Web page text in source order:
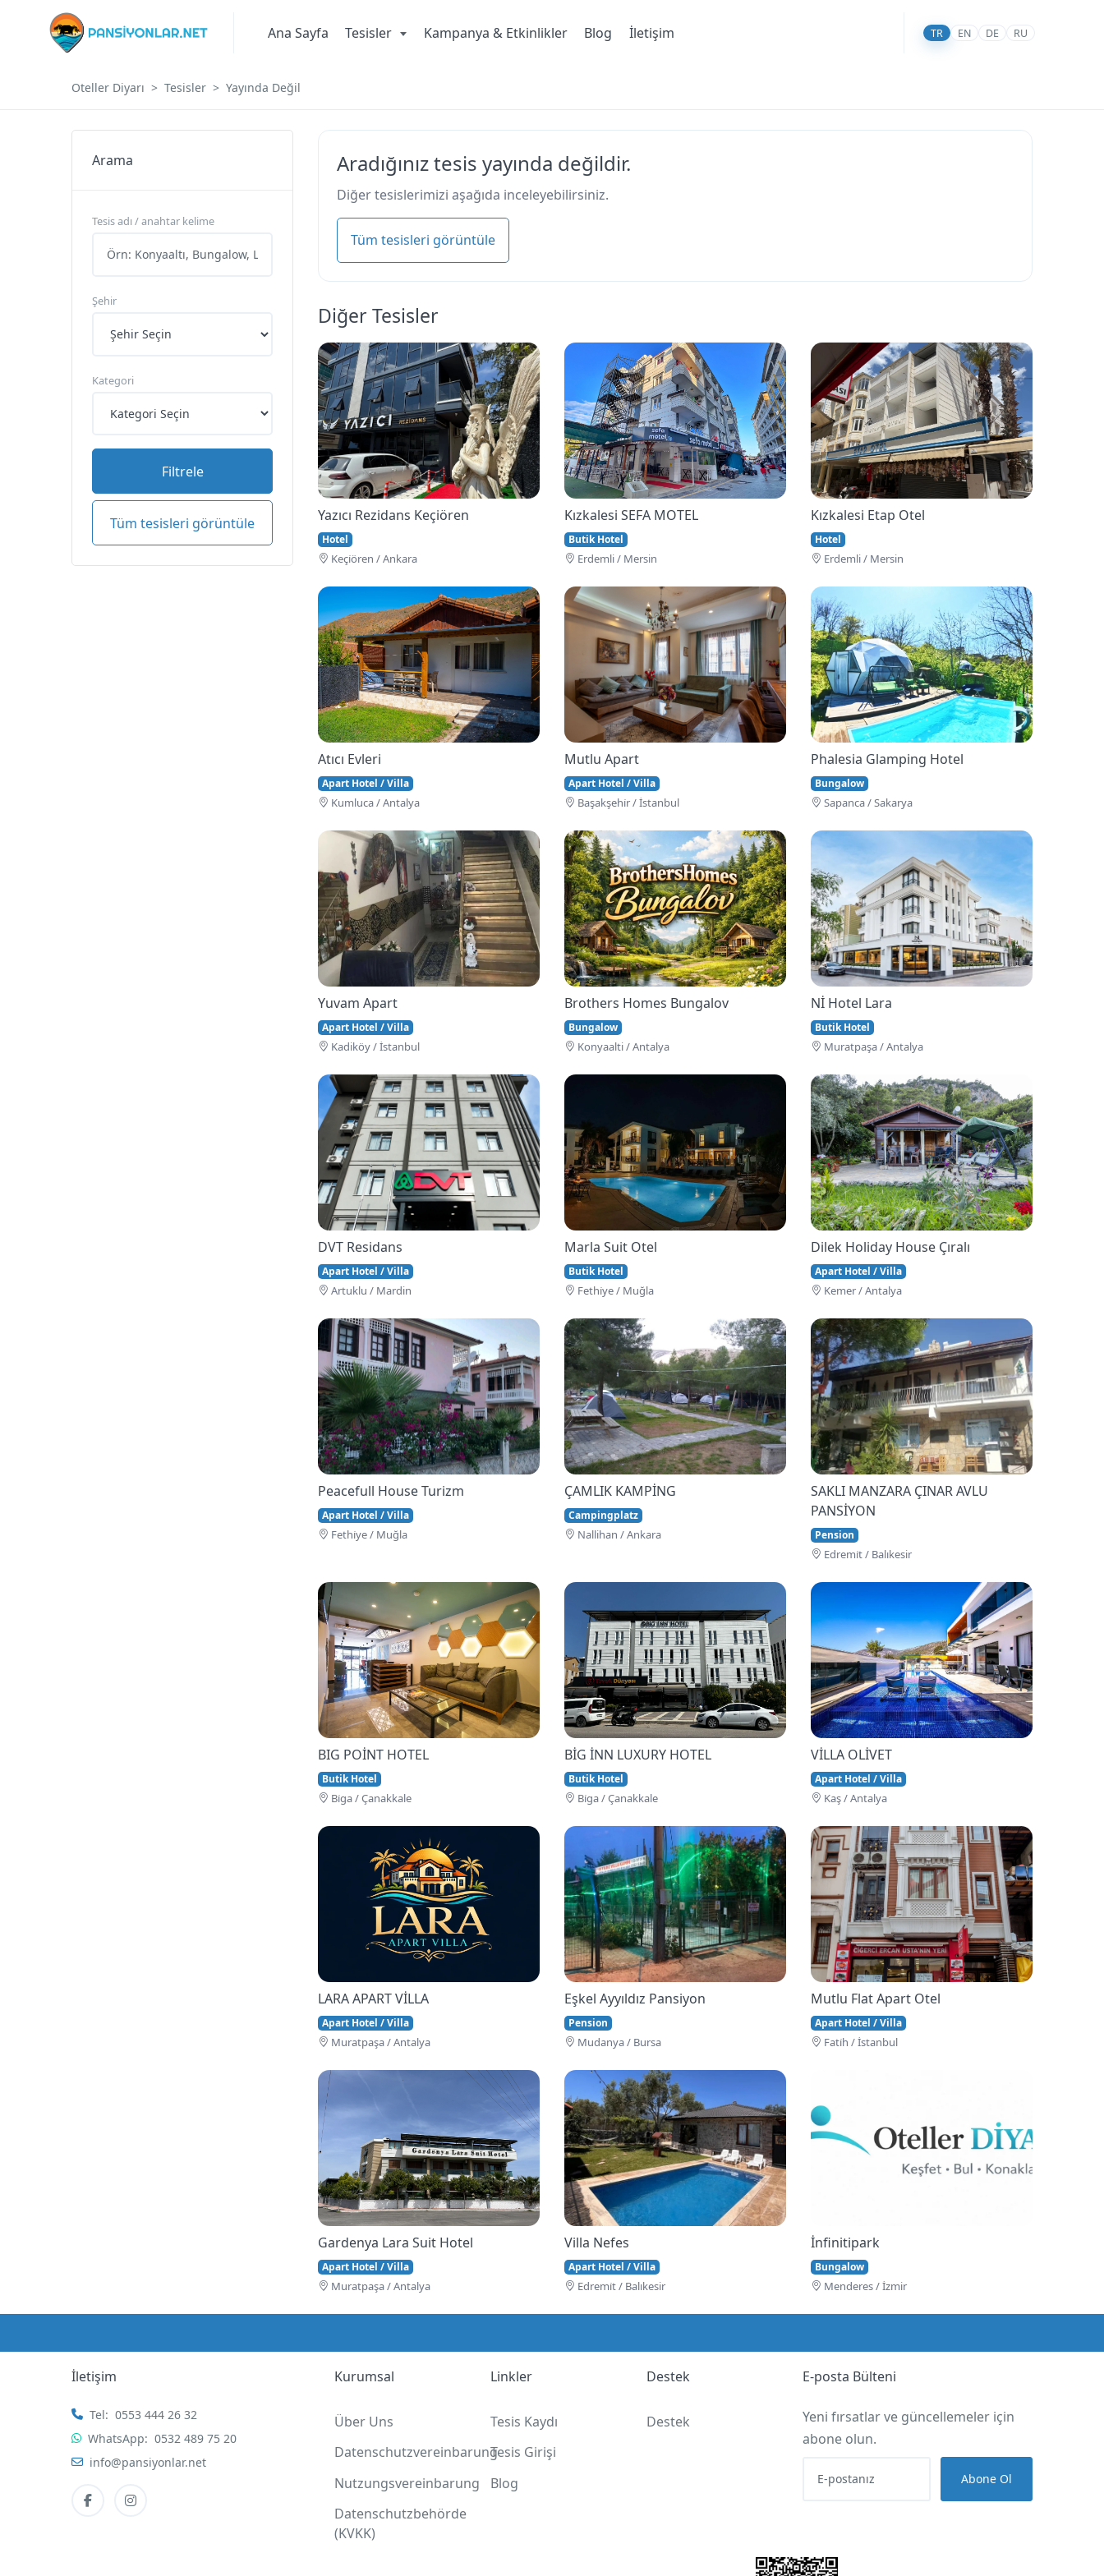
Ana Sayfa Tesisler Kampanya & Etkinlikler Blog İletişim TR EN DE RU
Oteller Diyarı Tesisler Yayında Değil
Arama
Tesis adı / anahtar kelime
Şehir
Kategori
Filtrele
Tüm tesisleri görüntüle
Aradığınız tesis yayında değildir.
Diğer tesislerimizi aşağıda inceleyebilirsiniz.
Tüm tesisleri görüntüle
Diğer Tesisler
Yazıcı Rezidans Keçiören
Hotel
Keçi̇ören / Ankara
Kızkalesi SEFA MOTEL
Butik Hotel
Erdemli / Mersin
Kızkalesi Etap Otel
Hotel
Erdemli / Mersin
Atıcı Evleri
Apart Hotel / Villa
Kumluca / Antalya
Mutlu Apart
Apart Hotel / Villa
Başakşehi̇r / İstanbul
Phalesia Glamping Hotel
Bungalow
Sapanca / Sakarya
Yuvam Apart
Apart Hotel / Villa
Kadiköy / İstanbul
Brothers Homes Bungalov
Bungalow
Konyaalti / Antalya
Nİ Hotel Lara
Butik Hotel
Muratpaşa / Antalya
DVT Residans
Apart Hotel / Villa
Artuklu / Mardin
Marla Suit Otel
Butik Hotel
Fethi̇ye / Muğla
Dilek Holiday House Çıralı
Apart Hotel / Villa
Kemer / Antalya
Peacefull House Turizm
Apart Hotel / Villa
Fethi̇ye / Muğla
ÇAMLIK KAMPİNG
Campingplatz
Nallihan / Ankara
SAKLI MANZARA ÇINAR AVLU
PANSİYON
Pension
Edremi̇t / Balıkesir
BIG POİNT HOTEL
Butik Hotel
Bi̇ga / Çanakkale
BİG İNN LUXURY HOTEL
Butik Hotel
Bi̇ga / Çanakkale
VİLLA OLİVET
Apart Hotel / Villa
Kaş / Antalya
LARA APART VİLLA
Apart Hotel / Villa
Muratpaşa / Antalya
Eşkel Ayyıldız Pansiyon
Pension
Mudanya / Bursa
Mutlu Flat Apart Otel
Apart Hotel / Villa
Fati̇h / İstanbul
Gardenya Lara Suit Hotel
Apart Hotel / Villa
Muratpaşa / Antalya
Villa Nefes
Apart Hotel / Villa
Edremi̇t / Balıkesir
İnfinitipark
Bungalow
Menderes / İzmir
İletişim
Tel: 0553 444 26 32
WhatsApp: 0532 489 75 20
info@pansiyonlar.net
Kurumsal
Über Uns
Datenschutzvereinbarung
Nutzungsvereinbarung
Datenschutzbehörde
(KVKK)
Linkler
Tesis Kaydı
Tesis Girişi
Blog
Destek
Destek
E-posta Bülteni
Yeni fırsatlar ve güncellemeler için
abone olun.
Abone Ol